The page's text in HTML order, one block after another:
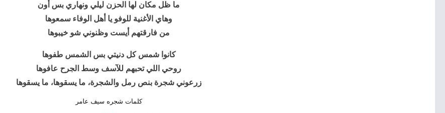
ما ظل مكان لها الحزن ليلي ونهاري بس أون
وهاي الأغنية للوفو يا أهل الوفاء سمعوها
من فارقتهم أيست وظنوني شو خيبوها
كانوا شمس كل دنيتي بس الشمس طفوها
روحي اللي تحبهم للآسف وسط الجرح عافوها
زرعوني شجرة بنص رمل والشجرة، ما يسقوها، ما يسقوها
كلمات شجره سيف عامر